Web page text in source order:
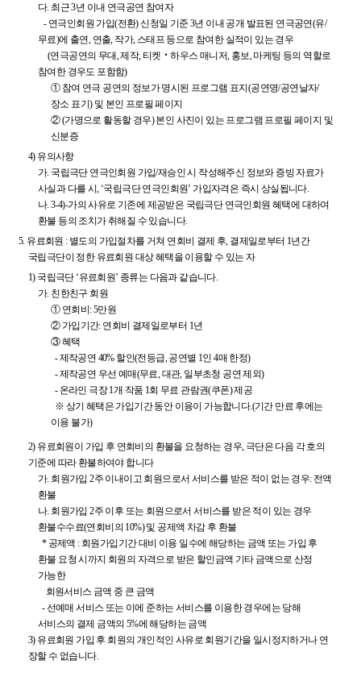
다. 최근 3년 이내 연극공연 참여자
- 연극인회원 가입(전환) 신청일 기준 3년 이내 공개 발표된 연극공연(유/
무료)에 출연, 연출, 작가, 스태프 등으로 참여한 실적이 있는 경우
(연극공연의 무대, 제작, 티켓‧하우스 매니저, 홍보, 마케팅 등의 역할로
참여한 경우도 포함함)
① 참여 연극 공연의 정보가 명시된 프로그램 표지(공연명/공연날자/
장소 표기) 및 본인 프로필 페이지
②(가명으로 활동할 경우) 본인 사진이 있는 프로그램 프로필 페이지 및
신분증
4) 유의사항
가. 국립극단 연극인회원 가입/재승인 시 작성해주신 정보와 증빙 자료가
사실과 다를 시, ‘국립극단 연극인회원’ 가입자격은 즉시 상실됩니다.
나. 3-4)-가의 사유로 기존에 제공받은 국립극단 연극인회원 혜택에 대하여
환불 등의 조치가 취해질 수 있습니다.
5. 유료회원 : 별도의 가입절차를 거쳐 연회비 결제 후, 결제일로부터 1년간
국립극단이 정한 유료회원 대상 혜택을 이용할 수 있는 자
1) 국립극단 ‘유료회원’ 종류는 다음과 같습니다.
가. 친한친구 회원
① 연회비: 5만원
② 가입기간: 연회비 결제일로부터 1년
③혜택
- 제작공연 40% 할인(전등급, 공연별 1인 4매 한정)
- 제작공연 우선 예매(무료, 대관, 일부초청 공연 제외)
- 온라인 극장 1개 작품 1회 무료 관람권(쿠폰) 제공
※ 상기 혜택은 가입기간 동안 이용이 가능합니다.(기간 만료 후에는
이용 불가)
2) 유료회원이 가입 후 연회비의 환불을 요청하는 경우, 극단은 다음 각 호의
기준에 따라 환불하여야 합니다
가. 회원가입 2주 이내이고 회원으로서 서비스를 받은 적이 없는 경우: 전액
환불
나. 회원가입 2주 이후 또는 회원으로서 서비스를 받은 적이 있는 경우
환불수수료(연회비의 10%) 및 공제액 차감 후 환불
* 공제액 : 회원가입기간 대비 이용 일수에 해당하는 금액 또는 가입 후
환불 요청 시까지 회원의 자격으로 받은 할인금액 기타 금액으로 산정
가능한
회원서비스 금액 중 큰 금액
- 선예매 서비스 또는 이에 준하는 서비스를 이용한 경우에는 당해
서비스의 결제 금액의 5%에 해당하는 금액
3) 유료회원 가입 후 회원의 개인적인 사유로 회원기간을 일시정지하거나 연
장할 수 없습니다.